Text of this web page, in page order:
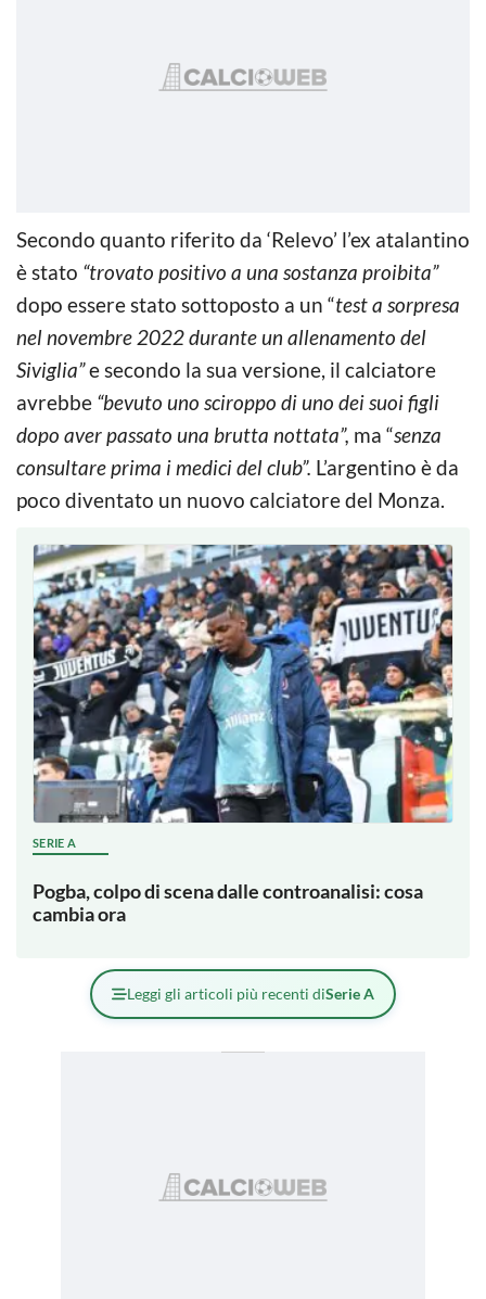
Secondo quanto riferito da ‘Relevo’ l’ex atalantino
è stato “trovato positivo a una sostanza proibita”
dopo essere stato sottoposto a un “test a sorpresa
nel novembre 2022 durante un allenamento del
Siviglia”e secondo la sua versione, il calciatore
avrebbe “bevuto uno sciroppo di uno dei suoi figli
dopo aver passato una brutta nottata”, ma “senza
consultare prima i medici del club”. L’argentino è da
poco diventato un nuovo calciatore del Monza.
SERIE A
Pogba, colpo di scena dalle controanalisi: cosa
cambia ora
Leggi gli articoli più recenti diSerie A